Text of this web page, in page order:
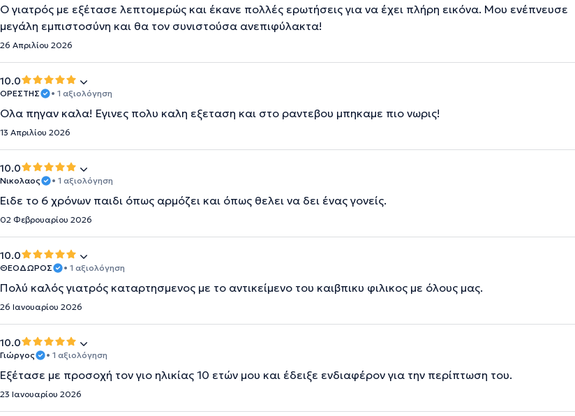
Ο γιατρός με εξέτασε λεπτομερώς και έκανε πολλές ερωτήσεις για να έχει πλήρη εικόνα. Μου ενέπνευσε
μεγάλη εμπιστοσύνη και θα τον συνιστούσα ανεπιφύλακτα!
26 Απριλίου 2026
10.0
ΟΡΕΣΤΗΣ • 1 αξιολόγηση
Ολα πηγαν καλα! Εγινες πολυ καλη εξεταση και στο ραντεβου μπηκαμε πιο νωρις!
13 Απριλίου 2026
10.0
Νικολαος • 1 αξιολόγηση
Ειδε το 6 χρόνων παιδι όπως αρμόζει και όπως θελει να δει ένας γονείς.
02 Φεβρουαρίου 2026
10.0
ΘΕΟΔΩΡΟΣ • 1 αξιολόγηση
Πολύ καλός γιατρός καταρτησμενος με το αντικείμενο του καιβπικυ φιλικος με όλους μας.
26 Ιανουαρίου 2026
10.0
Γιώργος • 1 αξιολόγηση
Εξέτασε με προσοχή τον γιο ηλικίας 10 ετών μου και έδειξε ενδιαφέρον για την περίπτωση του.
23 Ιανουαρίου 2026